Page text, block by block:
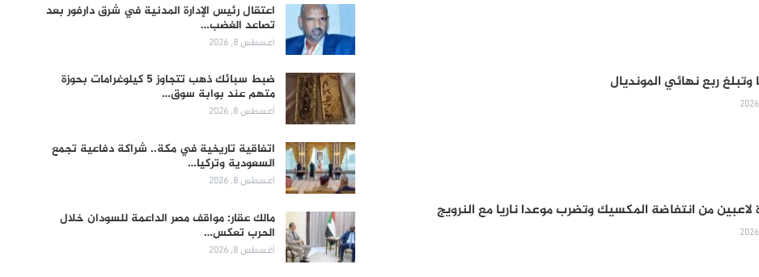
وتبلغ ربع نهائي المونديال
لاعبين من انتفاضة المكسيك وتضرب موعدا ناريا مع النرويج
اعتقال رئيس الإدارة المدنية في شرق دارفور بعد
تصاعد الغضب…
أغسطس 8, 2026
ضبط سبائك ذهب تتجاوز 5 كيلوغرامات بحوزة
متهم عند بوابة سوق…
أغسطس 8, 2026
اتفاقية تاريخية في مكة.. شراكة دفاعية تجمع
السعودية وتركيا…
أغسطس 8, 2026
مالك عقار: مواقف مصر الداعمة للسودان خلال
الحرب تعكس…
أغسطس 8, 2026